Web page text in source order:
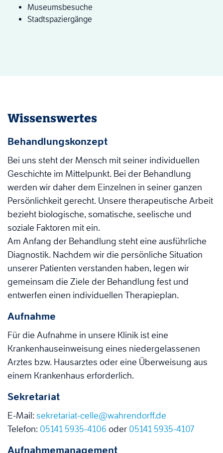
Museumsbesuche
Stadtspaziergänge
Wissenswertes
Behandlungskonzept
Bei uns steht der Mensch mit seiner individuellen
Geschichte im Mittelpunkt. Bei der Behandlung
werden wir daher dem Einzelnen in seiner ganzen
Persönlichkeit gerecht. Unsere therapeutische Arbeit
bezieht biologische, somatische, seelische und
soziale Faktoren mit ein.
Am Anfang der Behandlung steht eine ausführliche
Diagnostik. Nachdem wir die persönliche Situation
unserer Patienten verstanden haben, legen wir
gemeinsam die Ziele der Behandlung fest und
entwerfen einen individuellen Therapieplan.
Aufnahme
Für die Aufnahme in unsere Klinik ist eine
Krankenhauseinweisung eines niedergelassenen
Arztes bzw. Hausarztes oder eine Überweisung aus
einem Krankenhaus erforderlich.
Sekretariat
E-Mail: sekretariat-celle@wahrendorff.de
Telefon: 05141 5935-4106 oder 05141 5935-4107
Aufnahmemanagement